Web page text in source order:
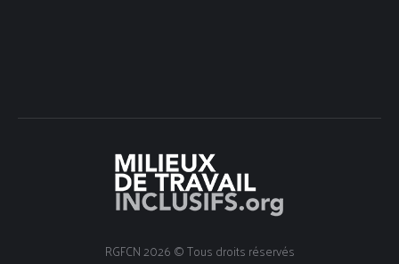
RGFCN2026 © Tous droits réservés